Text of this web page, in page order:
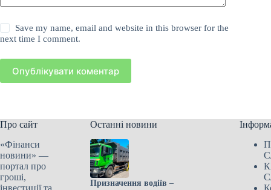
Save my name, email and website in this browser for the
next time I comment.
Опублікувати коментар
Про сайт
«Фінанси
новини» —
портал про
гроші,
інвестиції та
Останні новини
Призначення водіїв –